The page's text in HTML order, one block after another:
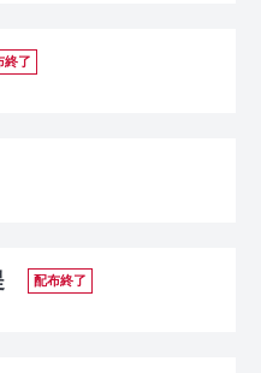
終了
配布終了